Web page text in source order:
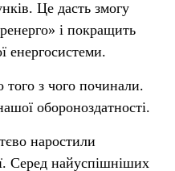
Це дасть змогу
і покращить
енергосистеми.
того з чого починали.
обороноздатності.
наростили
Серед найуспішніших